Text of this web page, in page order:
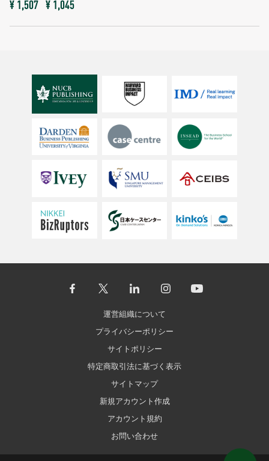
¥ 1,507 ¥ 1,045
運営組織について
プライバシーポリシー
サイトポリシー
特定商取引法に基づく表示
サイトマップ
新規アカウント作成
アカウント規約
お問い合わせ